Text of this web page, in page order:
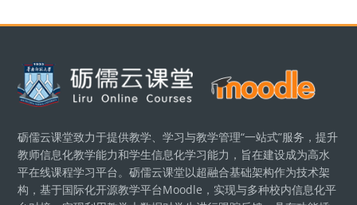
Blocks
砺儒云课堂致力于提供教学、学习与教学管理“一站式”服务，提升
教师信息化教学能力和学生信息化学习能力，旨在建设成为高水
平在线课程学习平台。砺儒云课堂以超融合基础架构作为技术架
构，基于国际化开源教学平台Moodle，实现与多种校内信息化平